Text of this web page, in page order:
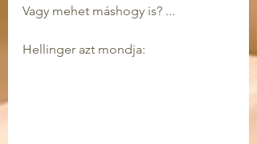
Vagy mehet máshogy is? ...
Hellinger azt mondja: